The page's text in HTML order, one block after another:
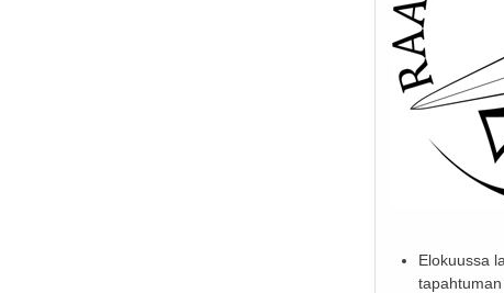
Elokuussa
tapahtuman